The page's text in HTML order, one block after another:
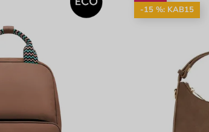
-15 %: KAB15